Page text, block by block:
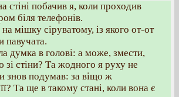
стіні побачив я, коли проходив
біля телефонів.
мішку сіруватому, із якого от-от
павучата.
думка в голові: а може, змести,
зі стіни? Та жодного я руху не
знов подумав: за віщо ж
Та ще в такому стані, коли вона є